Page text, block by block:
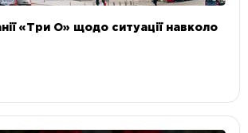
«Три О» щодо ситуації навколо